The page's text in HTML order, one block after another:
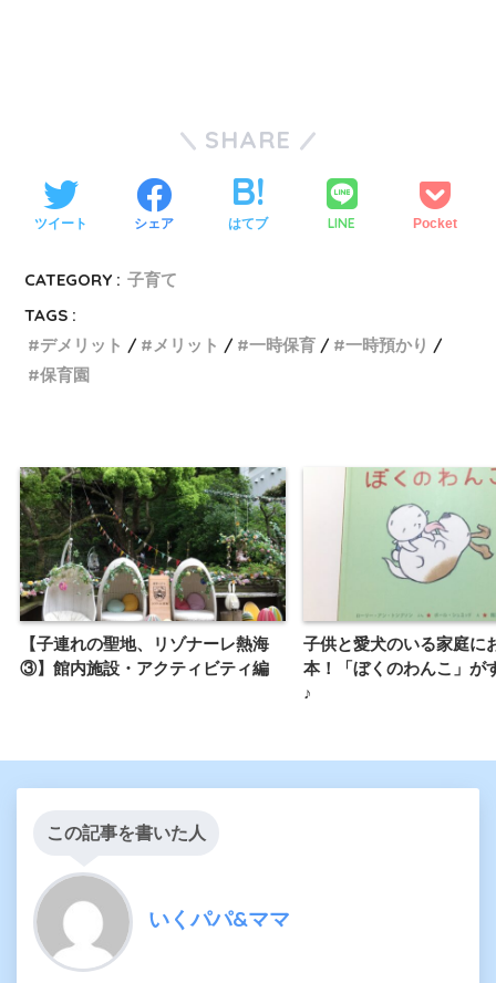
SHARE
ツイート シェア はてブ LINE Pocket
CATEGORY : 子育て
TAGS :
デメリット
メリット 一時保育
一時預かり
保育園
【子連れの聖地、リゾナーレ熱海
③】館内施設・アクティビティ編
子供と愛犬のいる家庭に
本！「ぼくのわんこ」が
♪
この記事を書いた人
いくパパ&ママ